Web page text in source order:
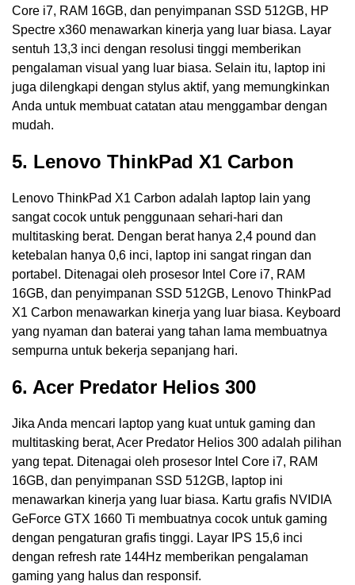
Core i7, RAM 16GB, dan penyimpanan SSD 512GB, HP
Spectre x360 menawarkan kinerja yang luar biasa. Layar
sentuh 13,3 inci dengan resolusi tinggi memberikan
pengalaman visual yang luar biasa. Selain itu, laptop ini
juga dilengkapi dengan stylus aktif, yang memungkinkan
Anda untuk membuat catatan atau menggambar dengan
mudah.
5. Lenovo ThinkPad X1 Carbon
Lenovo ThinkPad X1 Carbon adalah laptop lain yang
sangat cocok untuk penggunaan sehari-hari dan
multitasking berat. Dengan berat hanya 2,4 pound dan
ketebalan hanya 0,6 inci, laptop ini sangat ringan dan
portabel. Ditenagai oleh prosesor Intel Core i7, RAM
16GB, dan penyimpanan SSD 512GB, Lenovo ThinkPad
X1 Carbon menawarkan kinerja yang luar biasa. Keyboard
yang nyaman dan baterai yang tahan lama membuatnya
sempurna untuk bekerja sepanjang hari.
6. Acer Predator Helios 300
Jika Anda mencari laptop yang kuat untuk gaming dan
multitasking berat, Acer Predator Helios 300 adalah pilihan
yang tepat. Ditenagai oleh prosesor Intel Core i7, RAM
16GB, dan penyimpanan SSD 512GB, laptop ini
menawarkan kinerja yang luar biasa. Kartu grafis NVIDIA
GeForce GTX 1660 Ti membuatnya cocok untuk gaming
dengan pengaturan grafis tinggi. Layar IPS 15,6 inci
dengan refresh rate 144Hz memberikan pengalaman
gaming yang halus dan responsif.